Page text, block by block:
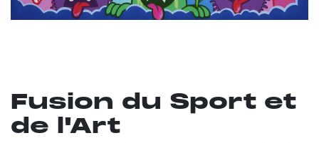
Fusion du Sport et
de l'Art